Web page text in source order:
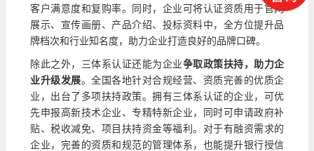
客户满意度和复购率。同时，企业可将认证资质用于官网
展示、宣传画册、产品介绍、投标资料中，全方位提升品
牌档次和行业知名度，助力企业打造良好的品牌口碑。
除此之外，三体系认证还能为企业争取政策扶持，助力企
业升级发展。全国各地针对合规经营、资质完善的优质企
业，出台了多项扶持政策。拥有三体系认证的企业，可优
先申报高新技术企业、专精特新企业，同时可申请政府补
贴、税收减免、项目扶持资金等福利。对于有融资需求的
企业，完善的资质和规范的管理体系，也能提升银行授信